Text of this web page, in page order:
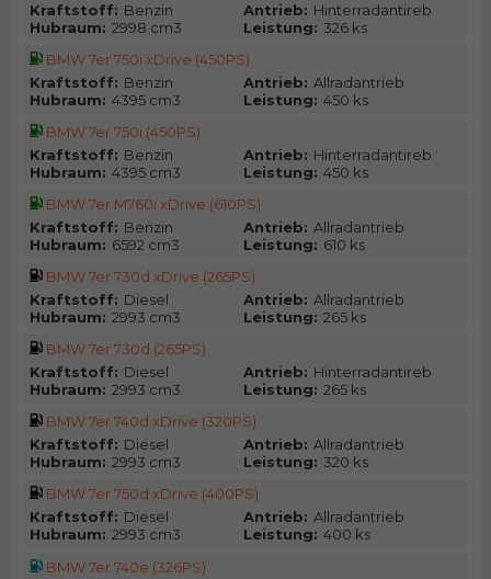
Kraftstoff: Benzin Antrieb: Hinterradantireb
Hubraum: 2998 cm3 Leistung: 326 ks
BMW 7er 750i xDrive (450PS)
Kraftstoff: Benzin Antrieb: Allradantrieb
Hubraum: 4395 cm3 Leistung: 450 ks
BMW 7er 750i (450PS)
Kraftstoff: Benzin Antrieb: Hinterradantireb
Hubraum: 4395 cm3 Leistung: 450 ks
BMW 7er M760i xDrive (610PS)
Kraftstoff: Benzin Antrieb: Allradantrieb
Hubraum: 6592 cm3 Leistung: 610 ks
BMW 7er 730d xDrive (265PS)
Kraftstoff: Diesel Antrieb: Allradantrieb
Hubraum: 2993 cm3 Leistung: 265 ks
BMW 7er 730d (265PS)
Kraftstoff: Diesel Antrieb: Hinterradantireb
Hubraum: 2993 cm3 Leistung: 265 ks
BMW 7er 740d xDrive (320PS)
Kraftstoff: Diesel Antrieb: Allradantrieb
Hubraum: 2993 cm3 Leistung: 320 ks
BMW 7er 750d xDrive (400PS)
Kraftstoff: Diesel Antrieb: Allradantrieb
Hubraum: 2993 cm3 Leistung: 400 ks
BMW 7er 740e (326PS)